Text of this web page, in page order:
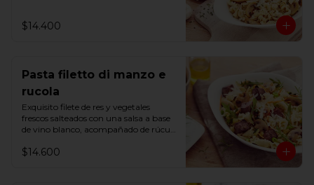
$14.400
Pasta filetto di manzo e
rucola
Exquisito filete de res y vegetales
frescos salteados con una salsa a base
de vino blanco, acompañado de rúcula
$14.600